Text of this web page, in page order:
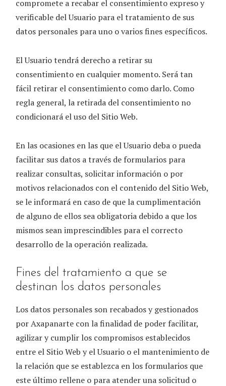
compromete a recabar el consentimiento expreso y
verificable del Usuario para el tratamiento de sus
datos personales para uno o varios fines específicos.
El Usuario tendrá derecho a retirar su
consentimiento en cualquier momento. Será tan
fácil retirar el consentimiento como darlo. Como
regla general, la retirada del consentimiento no
condicionará el uso del Sitio Web.
En las ocasiones en las que el Usuario deba o pueda
facilitar sus datos a través de formularios para
realizar consultas, solicitar información o por
motivos relacionados con el contenido del Sitio Web,
se le informará en caso de que la cumplimentación
de alguno de ellos sea obligatoria debido a que los
mismos sean imprescindibles para el correcto
desarrollo de la operación realizada.
Fines del tratamiento a que se
destinan los datos personales
Los datos personales son recabados y gestionados
porAxapanarte con la finalidad de poder facilitar,
agilizar y cumplir los compromisos establecidos
entre el Sitio Web y el Usuario o el mantenimiento de
la relación que se establezca en los formularios que
este último rellene o para atender una solicitud o